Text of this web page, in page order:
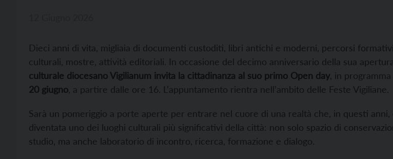
Dieci anni di vita, migliaia di documenti custoditi, libri antichi e moderni, percorsi
culturali, mostre, attività editoriali. In occasione del decimo anniversario della sua
culturale diocesano Vigilianum invita la cittadinanza al suo primo Open day, in programma
20 giugno, a partire dalle ore 16. L’appuntamento rientra nell’ambito delle Feste Vigiliane.
Sarà un pomeriggio a porte aperte per entrare nel cuore di una realtà che, in questi anni,
diventata uno dei luoghi culturali più significativi della città: non solo spazio di
studio, ma anche laboratorio di incontro, ricerca, formazione e dialogo.